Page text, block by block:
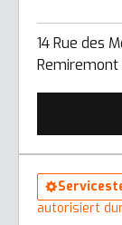
14 Rue des
Remiremont
autorisiert